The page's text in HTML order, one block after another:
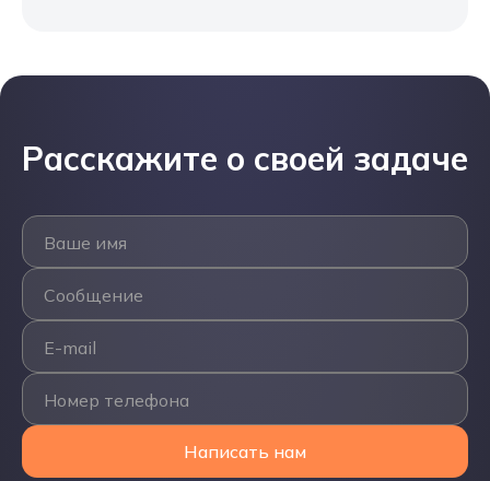
Расскажите о своей задаче
Ваше имя
Сообщение
E-mail
Номер телефона
Написать нам